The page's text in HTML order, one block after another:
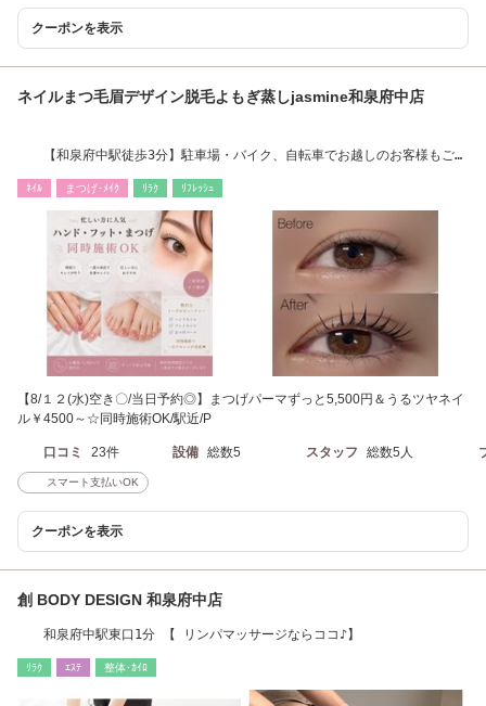
クーポンを表示
ネイルまつ毛眉デザイン脱毛よもぎ蒸しjasmine和泉府中店
【和泉府中駅徒歩3分】駐車場・バイク、自転車でお越しのお客様もご利
ﾈｲﾙ まつげ･ﾒｲｸ ﾘﾗｸ ﾘﾌﾚｯｼｭ
【8/１２(水)空き〇/当日予約◎】まつげパーマずっと5,500円＆うるツヤネイ
ル￥4500～☆同時施術OK/駅近/P
口コミ 23件 設備 総数5 スタッフ 総数5人
スマート支払いOK
クーポンを表示
創 BODY DESIGN 和泉府中店
和泉府中駅東口1分 【 リンパマッサージならココ♪】
ﾘﾗｸ ｴｽﾃ 整体･ｶｲﾛ